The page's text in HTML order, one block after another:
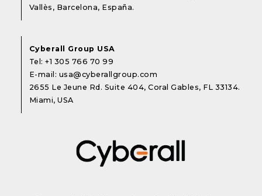
Vallès, Barcelona, España.
Cyberall Group USA
Tel:+1 305 766 70 99
E-mail: usa@cyberallgroup.com
2655 Le Jeune Rd. Suite 404, Coral Gables, FL 33134.
Miami, USA